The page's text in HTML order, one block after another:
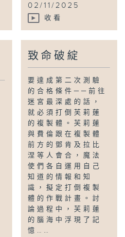
02/11/2025
收看
致命破綻
要達成第二次測驗
的合格條件──前往
迷宮最深處的話，
就必須打倒芙莉蓮
的複製體。芙莉蓮
與費倫跟在複製體
前方的鄧肯及拉比
涅等人會合，魔法
使們各自運用自己
知道的情報和知
識，擬定打倒複製
體的作戰計畫。討
論過程中，芙莉蓮
的腦海中浮現了記
憶……